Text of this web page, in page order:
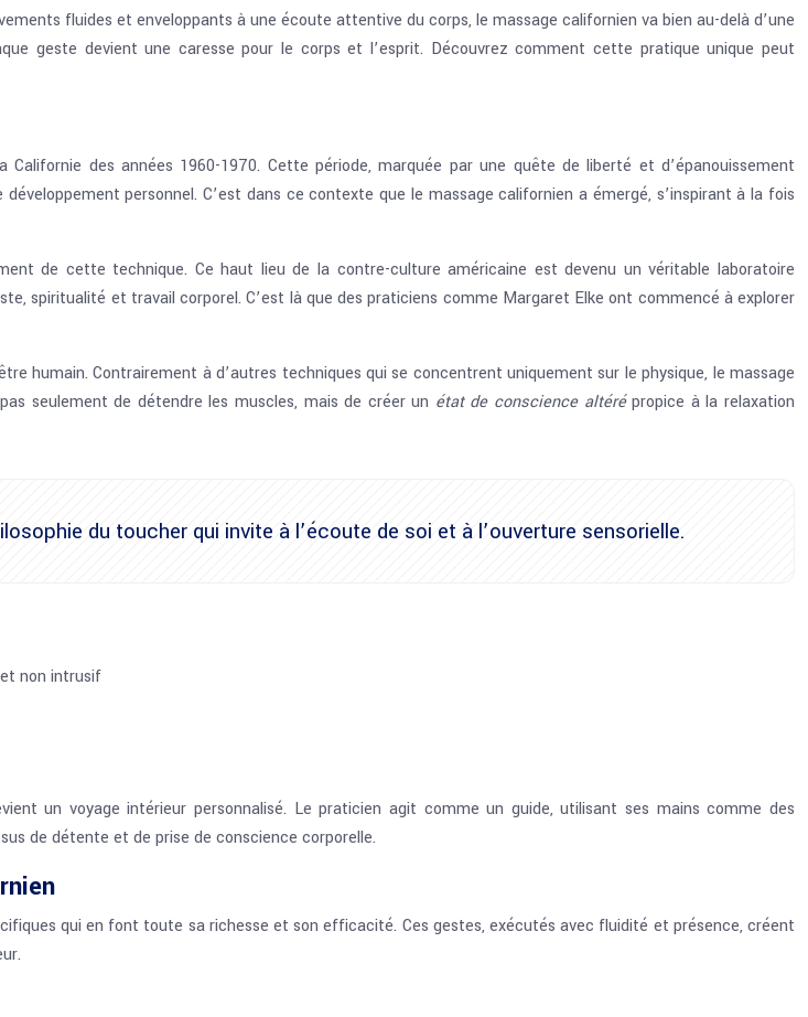
fluides et enveloppants à une écoute attentive du corps, le massage californien va bien au-delà d’une
geste devient une caresse pour le corps et l’esprit. Découvrez comment cette pratique unique peut
des années 1960-1970. Cette période, marquée par une quête de liberté et d’épanouissement
personnel. C’est dans ce contexte que le massage californien a émergé, s’inspirant à la fois
de cette technique. Ce haut lieu de la contre-culture américaine est devenu un véritable laboratoire
spiritualité et travail corporel. C’est là que des praticiens comme Margaret Elke ont commencé à explorer
humain. Contrairement à d’autres techniques qui se concentrent uniquement sur le physique, le massage
seulement de détendre les muscles, mais de créer un état de conscience altérépropice à la relaxation
du toucher qui invite à l’écoute de soi et à l’ouverture sensorielle.
non intrusif
un voyage intérieur personnalisé. Le praticien agit comme un guide, utilisant ses mains comme des
de détente et de prise de conscience corporelle.
qui en font toute sa richesse et son efficacité. Ces gestes, exécutés avec fluidité et présence, créent